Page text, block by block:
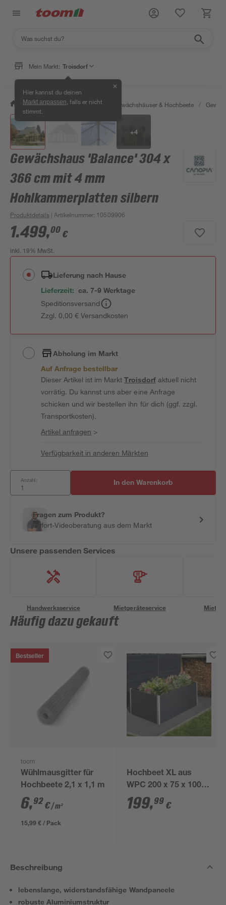
Mein Markt: Troisdorf
Hier kannst du deinen
Markt anpassen , falls er nicht
stimmt.
✕
/ Garten & Freizeit / Anzucht, Gewächshäuser & Hochbeete /
+4
Gewächshaus 'Balance' 304 x
366 cm mit 4 mm
Hohlkammerplatten silbern
Produktdetails | Artikelnummer: 10509906
1.499,00 €
inkl. 19% MwSt.
Lieferung nach Hause
Lieferzeit: ca. 7-9 Werktage
Speditionsversand
Zzgl. 0,00 € Versandkosten
Abholung im Markt
Auf Anfrage bestellbar
Dieser Artikel ist im MarktTroisdorfaktuell nicht
vorrätig. Du kannst uns aber eine Anfrage
schicken und wir bestellen ihn für dich (ggf. zzgl.
Transportkosten).
Artikel anfragen >
Verfügbarkeit in anderen Märkten
Anzahl: In den Warenkorb
Fragen zum Produkt?
Sofort-Videoberatung aus dem Markt
Unsere passenden Services
Handwerksservice Mietgeräteservice
Häufig dazu gekauft
Bestseller
toom
Wühlmausgitter für
Hochbeete 2,1 x 1,1 m
6,92€/ m²
15,99 € / Pack
Hochbeet XL aus
WPC 200 x 75 x 100
cm anthrazit
199,99 €
Beschreibung
lebenslange, widerstandsfähige Wandpaneele
robuste Aluminiumstruktur